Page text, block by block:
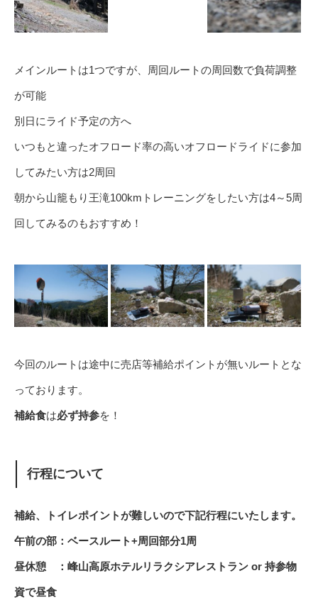
メインルートは1つですが、周回ルートの周回数で負荷調整
が可能
別日にライド予定の方へ
いつもと違ったオフロード率の高いオフロードライドに参加
してみたい方は2周回
朝から山籠もり王滝100kmトレーニングをしたい方は4～5周
回してみるのもおすすめ！
今回のルートは途中に売店等補給ポイントが無いルートとな
っております。
補給食は必ず持参を！
行程について
補給、トイレポイントが難しいので下記行程にいたします。
午前の部：ベースルート+周回部分1周
昼休憩 ：峰山高原ホテルリラクシアレストラン or 持参物
資で昼食